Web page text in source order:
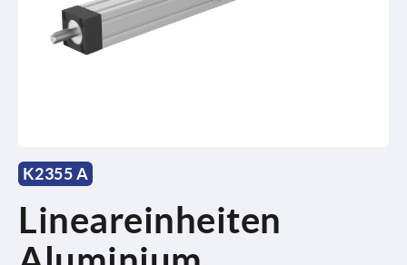
K2355 A
Lineareinheiten